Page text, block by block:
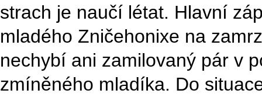
strach je naučí létat. Hlavní
mladého Zničehonixe na
nechybí ani zamilovaný pár v
zmíněného mladíka. Do